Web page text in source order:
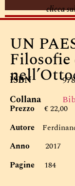
clicca
UN
ISBN
Collana
Prezzo € 22,00
Autore
Anno 2017
Pagine 184